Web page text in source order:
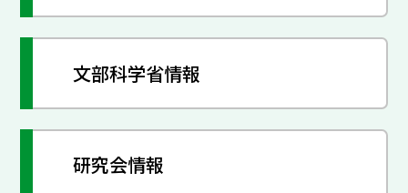
文部科学省情報
研究会情報